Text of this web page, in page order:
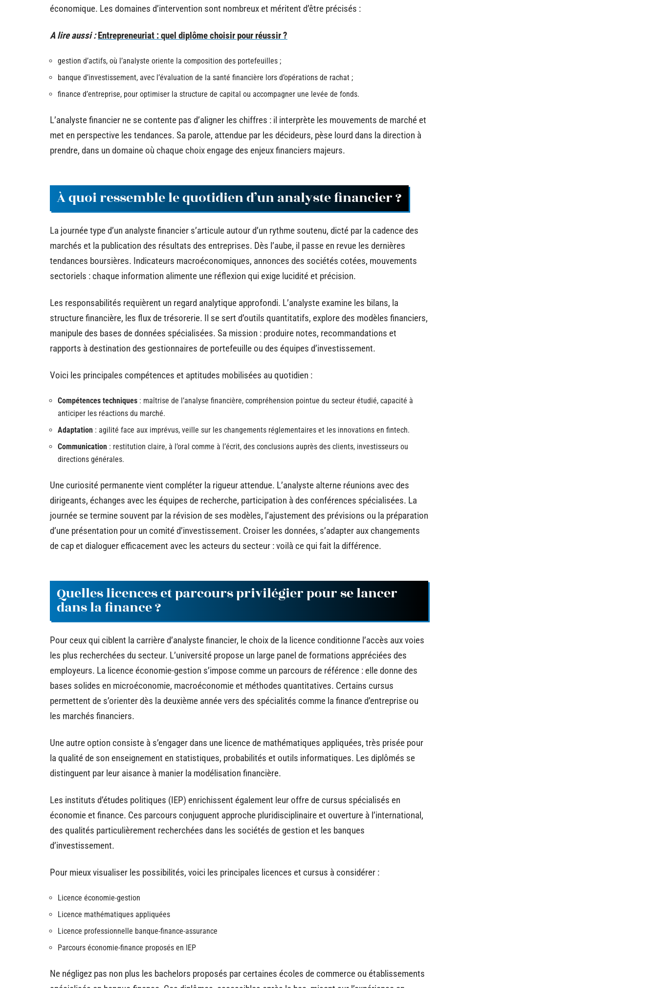
économique. Les domaines d’intervention sont nombreux et méritent d’être précisés :
A lire aussi : Entrepreneuriat : quel diplôme choisir pour réussir ?
gestion d’actifs, où l’analyste oriente la composition des portefeuilles ;
banque d’investissement, avec l’évaluation de la santé financière lors d’opérations de rachat ;
finance d’entreprise, pour optimiser la structure de capital ou accompagner une levée de fonds.
L’analyste financier ne se contente pas d’aligner les chiffres : il interprète les mouvements de marché et
met en perspective les tendances. Sa parole, attendue par les décideurs, pèse lourd dans la direction à
prendre, dans un domaine où chaque choix engage des enjeux financiers majeurs.
À quoi ressemble le quotidien d’un analyste financier ?
La journée type d’un analyste financier s’articule autour d’un rythme soutenu, dicté par la cadence des
marchés et la publication des résultats des entreprises. Dès l’aube, il passe en revue les dernières
tendances boursières. Indicateurs macroéconomiques, annonces des sociétés cotées, mouvements
sectoriels : chaque information alimente une réflexion qui exige lucidité et précision.
Les responsabilités requièrent un regard analytique approfondi. L’analyste examine les bilans, la
structure financière, les flux de trésorerie. Il se sert d’outils quantitatifs, explore des modèles financiers,
manipule des bases de données spécialisées. Sa mission : produire notes, recommandations et
rapports à destination des gestionnaires de portefeuille ou des équipes d’investissement.
Voici les principales compétences et aptitudes mobilisées au quotidien :
Compétences techniques : maîtrise de l’analyse financière, compréhension pointue du secteur étudié, capacité à
anticiper les réactions du marché.
Adaptation : agilité face aux imprévus, veille sur les changements réglementaires et les innovations en fintech.
Communication : restitution claire, à l’oral comme à l’écrit, des conclusions auprès des clients, investisseurs ou
directions générales.
Une curiosité permanente vient compléter la rigueur attendue. L’analyste alterne réunions avec des
dirigeants, échanges avec les équipes de recherche, participation à des conférences spécialisées. La
journée se termine souvent par la révision de ses modèles, l’ajustement des prévisions ou la préparation
d’une présentation pour un comité d’investissement. Croiser les données, s’adapter aux changements
de cap et dialoguer efficacement avec les acteurs du secteur : voilà ce qui fait la différence.
Quelles licences et parcours privilégier pour se lancer
dans la finance ?
Pour ceux qui ciblent la carrière d’analyste financier, le choix de la licence conditionne l’accès aux voies
les plus recherchées du secteur. L’université propose un large panel de formations appréciées des
employeurs. La licence économie-gestion s’impose comme un parcours de référence : elle donne des
bases solides en microéconomie, macroéconomie et méthodes quantitatives. Certains cursus
permettent de s’orienter dès la deuxième année vers des spécialités comme la finance d’entreprise ou
les marchés financiers.
Une autre option consiste à s’engager dans une licence de mathématiques appliquées, très prisée pour
la qualité de son enseignement en statistiques, probabilités et outils informatiques. Les diplômés se
distinguent par leur aisance à manier la modélisation financière.
Les instituts d’études politiques (IEP) enrichissent également leur offre de cursus spécialisés en
économie et finance. Ces parcours conjuguent approche pluridisciplinaire et ouverture à l’international,
des qualités particulièrement recherchées dans les sociétés de gestion et les banques
d’investissement.
Pour mieux visualiser les possibilités, voici les principales licences et cursus à considérer :
Licence économie-gestion
Licence mathématiques appliquées
Licence professionnelle banque-finance-assurance
Parcours économie-finance proposés en IEP
Ne négligez pas non plus les bachelors proposés par certaines écoles de commerce ou établissements